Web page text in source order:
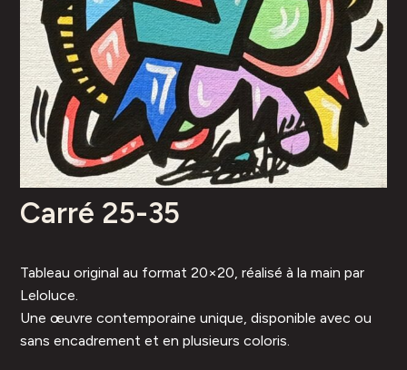
Carré 25-35
Tableau original au format 20×20, réalisé à la main par
Leloluce.
Une œuvre contemporaine unique, disponible avec ou
sans encadrement et en plusieurs coloris.